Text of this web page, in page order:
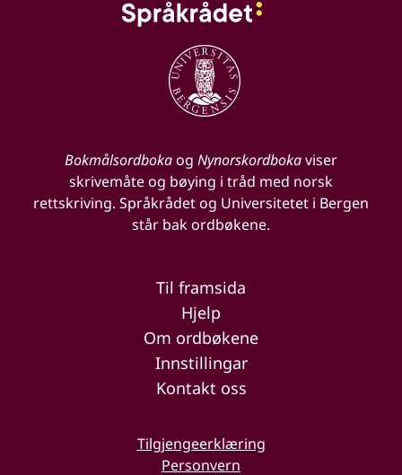
Bokmålsordbokaog Nynorskordbokaviser
skrivemåte og bøying i tråd med norsk
rettskriving. Språkrådet og Universitetet i Bergen
står bak ordbøkene.
Til framsida
Hjelp
Om ordbøkene
Innstillingar
Kontakt oss
Tilgjengeerklæring
Personvern